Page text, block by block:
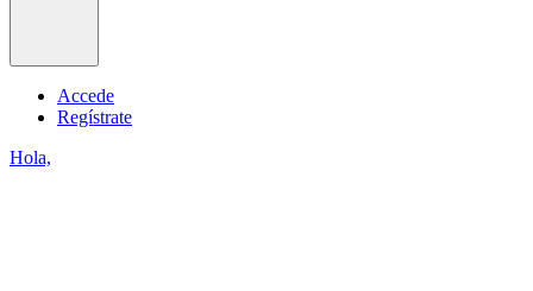
Accede
Regístrate
Hola,